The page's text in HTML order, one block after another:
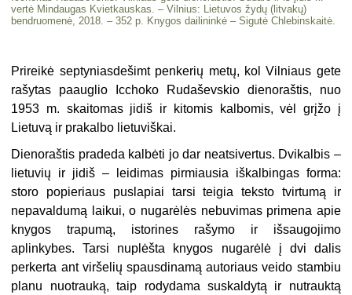
vertė Mindaugas Kvietkauskas. – Vilnius: Lietuvos žydų (litvakų)
bendruomenė, 2018. – 352 p. Knygos dailininkė – Sigutė Chlebinskaitė.
Prireikė septyniasdešimt penkerių metų, kol Vilniaus gete
rašytas paauglio Icchoko Rudaševskio dienoraštis, nuo
1953 m. skaitomas jidiš ir kitomis kalbomis, vėl grįžo į
Lietuvą ir prakalbo lietuviškai.
Dienoraštis pradeda kalbėti jo dar neatsivertus. Dvikalbis –
lietuvių ir jidiš – leidimas pirmiausia iškalbingas forma:
storo popieriaus puslapiai tarsi teigia teksto tvirtumą ir
nepavaldumą laikui, o nugarėlės nebuvimas primena apie
knygos trapumą, istorines rašymo ir išsaugojimo
aplinkybes. Tarsi nuplėšta knygos nugarėlė į dvi dalis
perkerta ant viršelių spausdinamą autoriaus veido stambiu
planu nuotrauką, taip rodydama suskaldytą ir nutrauktą